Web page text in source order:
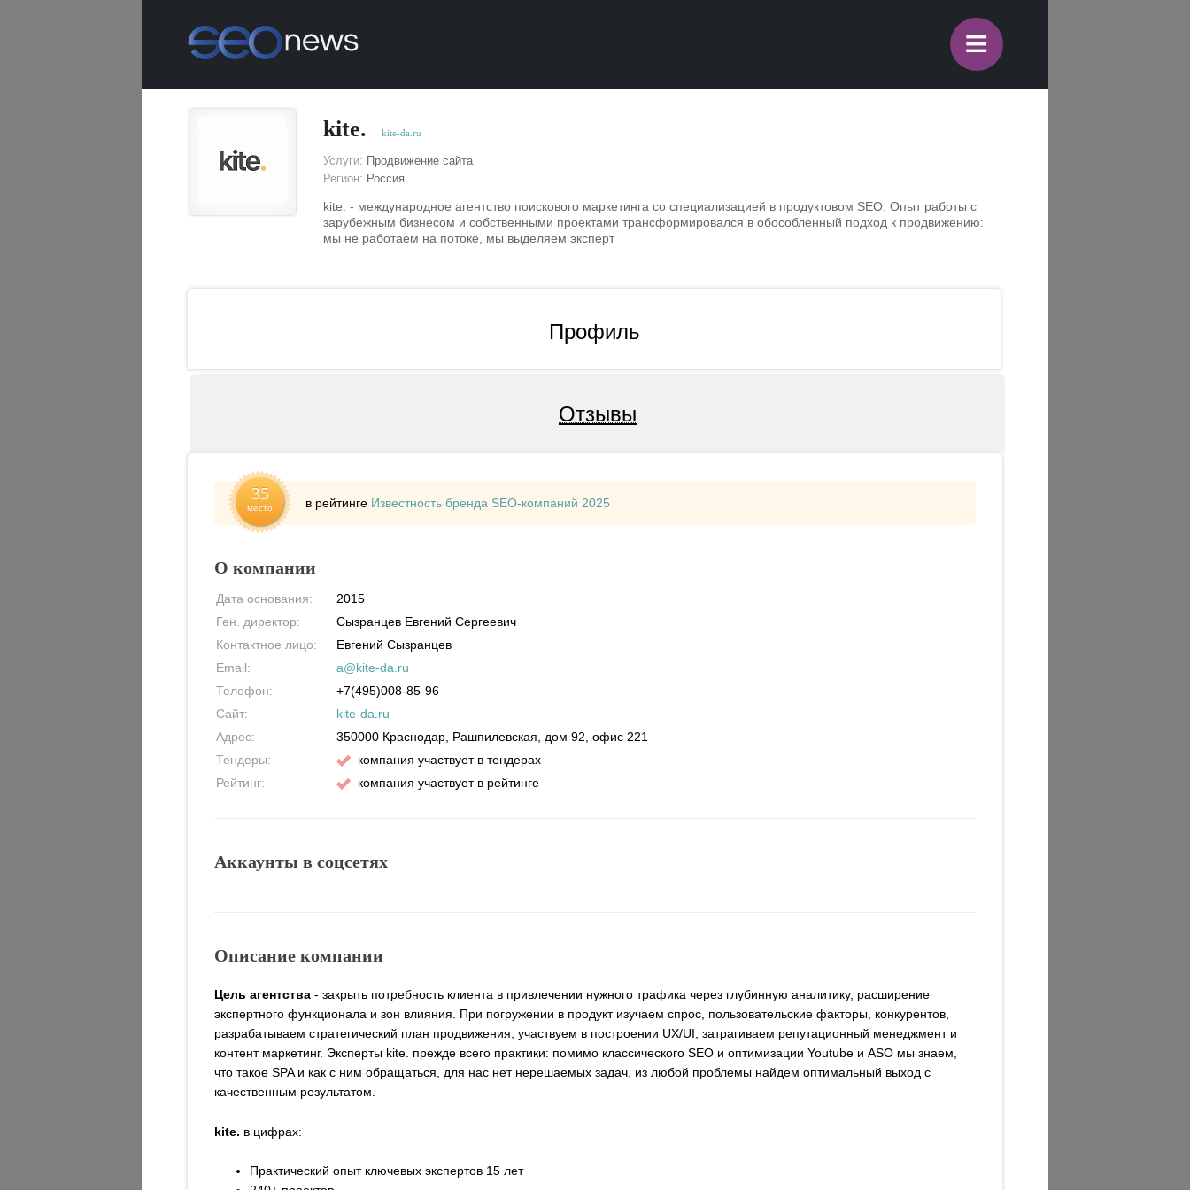
≡
kite. kite-da.ru
Услуги: Продвижение сайта
Регион: Россия
kite. - международное агентство поискового маркетинга со специализацией в продуктовом SEO. Опыт работы с
зарубежным бизнесом и собственными проектами трансформировался в обособленный подход к продвижению:
мы не работаем на потоке, мы выделяем эксперт
Профиль
Отзывы
35
место в рейтинге Известность бренда SEO-компаний 2025
О компании
Дата основания:
2015
Ген. директор:
Сызранцев Евгений Сергеевич
Контактное лицо:
Евгений Сызранцев
Email:
a@kite-da.ru
Телефон:
+7(495)008-85-96
Сайт:
kite-da.ru
Адрес:
350000 Краснодар, Рашпилевская, дом 92, офис 221
Тендеры:
компания участвует в тендерах
Рейтинг:
компания участвует в рейтинге
Аккаунты в соцсетях
Описание компании
Цель агентства - закрыть потребность клиента в привлечении нужного трафика через глубинную аналитику, расширение
экспертного функционала и зон влияния. При погружении в продукт изучаем спрос, пользовательские факторы, конкурентов,
разрабатываем стратегический план продвижения, участвуем в построении UX/UI, затрагиваем репутационный менеджмент и
контент маркетинг. Эксперты kite. прежде всего практики: помимо классического SEO и оптимизации Youtube и ASO мы знаем,
что такое SPA и как с ним обращаться, для нас нет нерешаемых задач, из любой проблемы найдем оптимальный выход с
качественным результатом.
kite. в цифрах:
Практический опыт ключевых экспертов 15 лет